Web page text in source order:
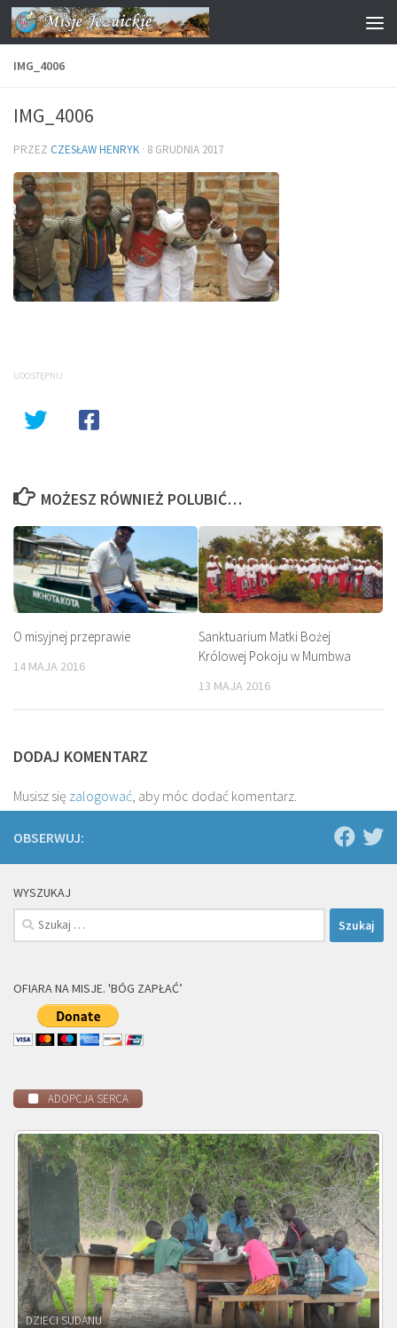
Przejdź do treści
IMG_4006
IMG_4006
PRZEZ CZESŁAW HENRYK · 8 GRUDNIA 2017
UDOSTĘPNIJ
MOŻESZ RÓWNIEŻ POLUBIĆ…
O misyjnej przeprawie
14 MAJA 2016
Sanktuarium Matki Bożej
Królowej Pokoju w Mumbwa
13 MAJA 2016
DODAJ KOMENTARZ
Musisz się zalogować, aby móc dodać komentarz.
OBSERWUJ:
WYSZUKAJ
Szukaj:
OFIARA NA MISJE. 'BÓG ZAPŁAĆ’
ADOPCJA SERCA
DZIECI ZAMBII